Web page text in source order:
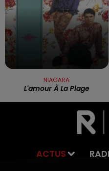
NIAGARA
L'amour À La Plage
ACTUS